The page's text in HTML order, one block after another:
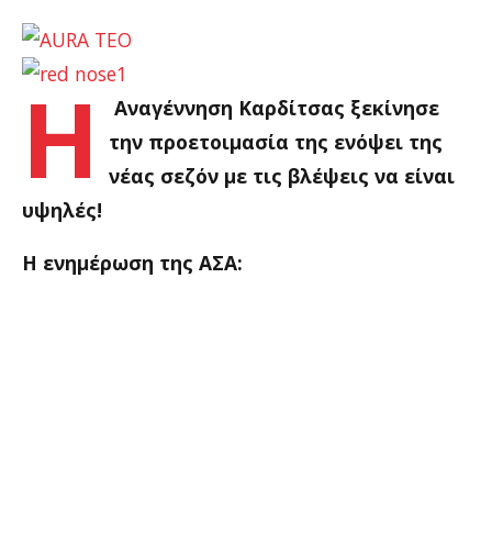
Η
Αναγέννηση Καρδίτσας ξεκίνησε
την προετοιμασία της ενόψει της
νέας σεζόν με τις βλέψεις να είναι
υψηλές!
Η ενημέρωση της ΑΣΑ: